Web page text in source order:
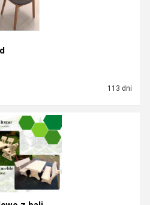
113 dni